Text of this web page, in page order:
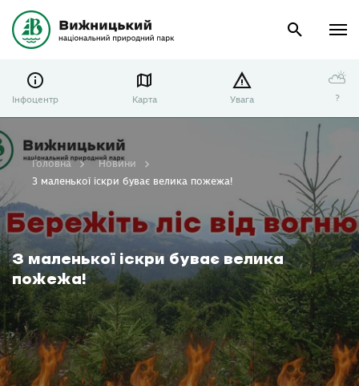
Інфоцентр Карта Увага
⛅
?
З маленької іскри буває велика
пожежа!
Головна
Новини
З маленької іскри буває велика пожежа!